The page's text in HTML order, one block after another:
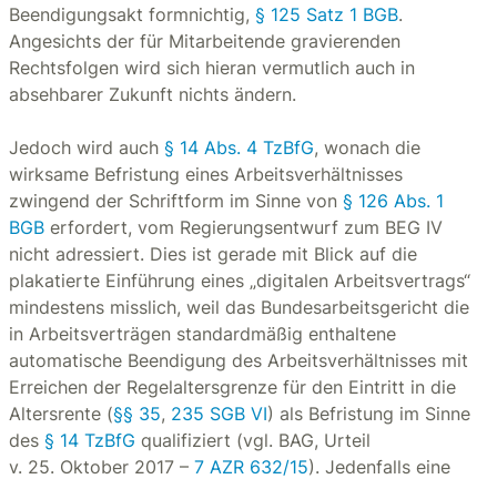
Beendigungsakt formnichtig, § 125 Satz 1 BGB.
Angesichts der für Mitarbeitende gravierenden
Rechtsfolgen wird sich hieran vermutlich auch in
absehbarer Zukunft nichts ändern.
Jedoch wird auch § 14 Abs. 4 TzBfG, wonach die
wirksame Befristung eines Arbeitsverhältnisses
zwingend der Schriftform im Sinne von § 126 Abs. 1
BGB erfordert, vom Regierungsentwurf zum BEG IV
nicht adressiert. Dies ist gerade mit Blick auf die
plakatierte Einführung eines „digitalen Arbeitsvertrags“
mindestens misslich, weil das Bundesarbeitsgericht die
in Arbeitsverträgen standardmäßig enthaltene
automatische Beendigung des Arbeitsverhältnisses mit
Erreichen der Regelaltersgrenze für den Eintritt in die
Altersrente (§§ 35, 235 SGB VI) als Befristung im Sinne
des § 14 TzBfG qualifiziert (vgl. BAG, Urteil
v. 25. Oktober 2017 – 7 AZR 632/15). Jedenfalls eine